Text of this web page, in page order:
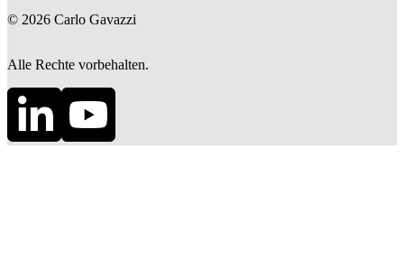
© 2026 Carlo Gavazzi
Alle Rechte vorbehalten.